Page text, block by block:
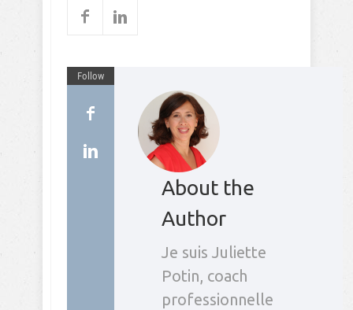
Follow
About the
Author
Je suis Juliette
Potin, coach
professionnelle